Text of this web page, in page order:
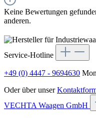
Keine Bewertungen
anderen.
Service-Hotline
+49 (0) 4447 - 9694630
Oder über unser
VECHTA Waagen GmbH